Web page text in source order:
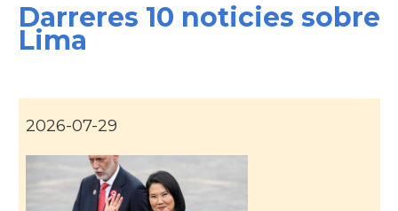
Darreres 10 noticies sobre
Lima
2026-07-29